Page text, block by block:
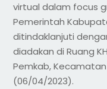
virtual dalam focus
Pemerintah
ditindaklanjuti
diadakan di Ruang
Pemkab,
(06/04/2023).